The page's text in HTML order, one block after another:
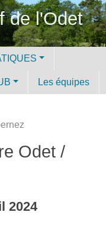
de l'Odet
Les équipes
Odet /
2024